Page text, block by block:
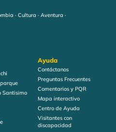
· Cultura · Aventura ·
Santisimo
Ayuda
Contáctanos
Preguntas Frecuentes
Comentarios y PQR
Mapa interactivo
Centro de Ayuda
Visitantes con
discapacidad